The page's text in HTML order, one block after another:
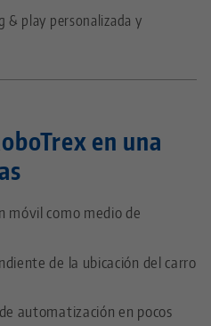
& play personalizada y
en una
móvil como medio de
de la ubicación del carro
automatización en pocos